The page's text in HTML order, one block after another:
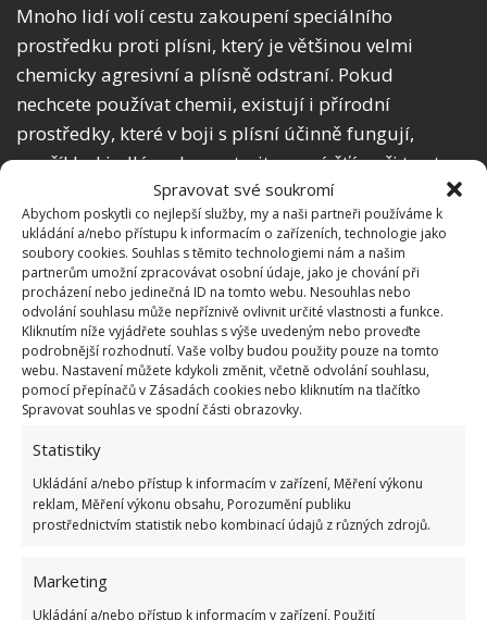
Spravovat své soukromí
Abychom poskytli co nejlepší služby, my a naši partneři používáme k
ukládání a/nebo přístupu k informacím o zařízeních, technologie jako
soubory cookies. Souhlas s těmito technologiemi nám a našim
partnerům umožní zpracovávat osobní údaje, jako je chování při
procházení nebo jedinečná ID na tomto webu. Nesouhlas nebo
odvolání souhlasu může nepříznivě ovlivnit určité vlastnosti a funkce.
Kliknutím níže vyjádřete souhlas s výše uvedeným nebo proveďte
podrobnější rozhodnutí. Vaše volby budou použity pouze na tomto
webu. Nastavení můžete kdykoli změnit, včetně odvolání souhlasu,
pomocí přepínačů v Zásadách cookies nebo kliknutím na tlačítko
Spravovat souhlas ve spodní části obrazovky.
Statistiky
Ukládání a/nebo přístup k informacím v zařízení, Měření výkonu
reklam, Měření výkonu obsahu, Porozumění publiku
prostřednictvím statistik nebo kombinací údajů z různých zdrojů.
Marketing
Ukládání a/nebo přístup k informacím v zařízení, Použití
Mnoho lidí volí cestu zakoupení speciálního
prostředku proti plísni, který je většinou velmi
chemicky agresivní a plísně odstraní. Pokud
nechcete používat chemii, existují i přírodní
prostředky, které v boji s plísní účinně fungují,
například jedlá soda, ocet, citronová šťáva či tea tree
Většinou stačí jejich smíchání s vodou a aplikace